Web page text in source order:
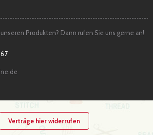
Produkten? Dann rufen Sie uns gerne an!
Verträge hier widerrufen